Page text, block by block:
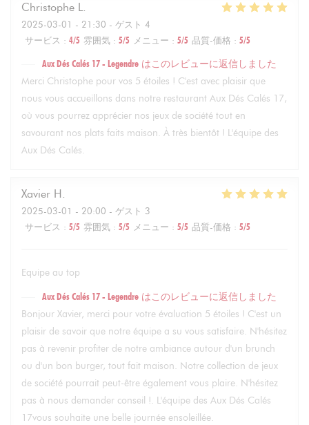
Christophe L
2025-03-01 - 21:30 - ゲスト 4
サービス : 4/5 雰囲気 : 5/5 メニュー : 5/5 品質-価格 : 5/5
Aux Dés Calés 17 - Legendre はこのレビューに返信しました
Merci Christophe pour vos 5 étoiles ! C'est avec plaisir que
nous vous accueillons dans notre restaurant Aux Dés Calés 17,
où vous pourrez apprécier nos jeux de société tout en
savourant nos plats faits maison. À très bientôt ! L'équipe des
Aux Dés Calés.
Xavier H
2025-03-01 - 20:00 - ゲスト 3
サービス : 5/5 雰囲気 : 5/5 メニュー : 5/5 品質-価格 : 5/5
Equipe au top
Aux Dés Calés 17 - Legendre はこのレビューに返信しました
Bonjour Xavier, merci pour votre évaluation 5 étoiles ! C'est un
plaisir de savoir que notre équipe a su vous satisfaire. N'hésitez
pas à revenir profiter de notre ambiance autour d'un brunch
ou d'un bon burger, tout fait maison. Notre collection de jeux
de société pourrait peut-être également vous plaire. N'hésitez
pas à nous demander conseil !. L'équipe des Aux Dés Calés
17vous souhaite une belle journée ensoleillée.